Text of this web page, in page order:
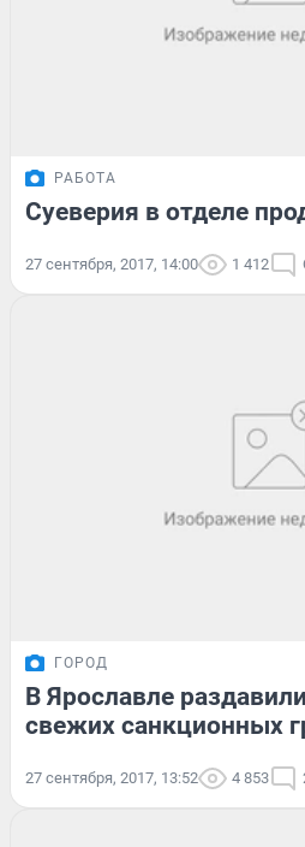
РАБОТА
Суеверия в отделе
27 сентября, 2017, 14:00 1 412
ГОРОД
В Ярославле
свежих санкционных
27 сентября, 2017, 13:52 4 853